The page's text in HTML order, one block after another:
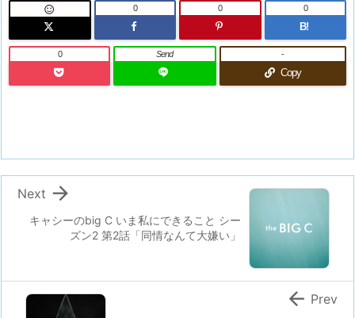
 0 0
B!
0
0 Send
Copy
-
キャシーのbig C いま私にできること シー
ズン2 第2話「同情なんて大嫌い」

Next
 Prev